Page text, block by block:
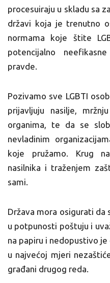
procesuiraju u skladu sa
državi koja je trenutno
normama koje štite
potencijalno
pravde.
Pozivamo sve LGBTI
prijavljuju nasilje,
organima, te da se
nevladinim
koje pružamo. Krug
nasilnika i traženjem
sami.
Država mora osigurati da
u potpunosti poštuju i
na papiru i nedopustivo
u najvećoj mjeri
građani drugog reda.